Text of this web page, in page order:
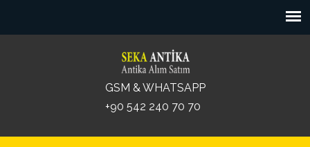
GSM & WHATSAPP
+90 542 240 70 70